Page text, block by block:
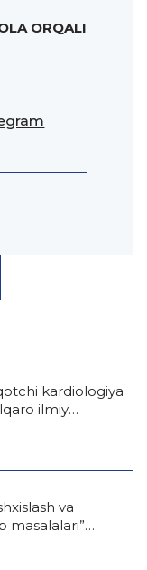
ORQALI
kardiologiya
ilmiy
va
masalalari”
forumi